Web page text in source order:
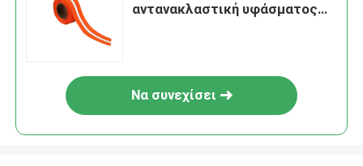
αντανακλαστική υφάσματος
Να συνεχίσει